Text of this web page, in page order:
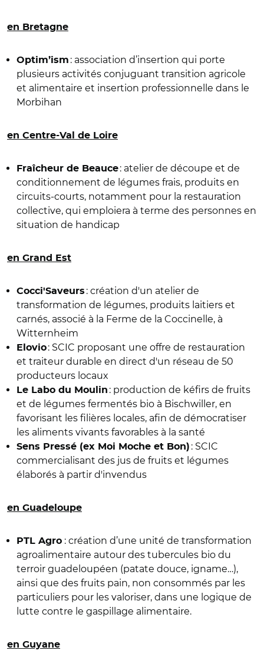
en Bretagne
Optim’ism : association d’insertion qui porte
plusieurs activités conjuguant transition agricole
et alimentaire et insertion professionnelle dans le
Morbihan
en Centre-Val de Loire
Fraîcheur de Beauce: atelier de découpe et de
conditionnement de légumes frais, produits en
circuits-courts, notamment pour la restauration
collective, qui emploiera à terme des personnes en
situation de handicap
en Grand Est
Cocci'Saveurs : création d'un atelier de
transformation de légumes, produits laitiers et
carnés, associé à la Ferme de la Coccinelle, à
Witternheim
Elovio: SCIC proposant une offre de restauration
et traiteur durable en direct d'un réseau de 50
producteurs locaux
Le Labo du Moulin : production de kéfirs de fruits
et de légumes fermentés bio à Bischwiller, en
favorisant les filières locales, afin de démocratiser
les aliments vivants favorables à la santé
Sens Pressé (ex Moi Moche et Bon) : SCIC
commercialisant des jus de fruits et légumes
élaborés à partir d'invendus
en Guadeloupe
PTL Agro : création d’une unité de transformation
agroalimentaire autour des tubercules bio du
terroir guadeloupéen (patate douce, igname…),
ainsi que des fruits pain, non consommés par les
particuliers pour les valoriser, dans une logique de
lutte contre le gaspillage alimentaire.
en Guyane